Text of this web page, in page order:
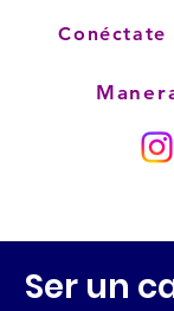
Conéctate
Ser un